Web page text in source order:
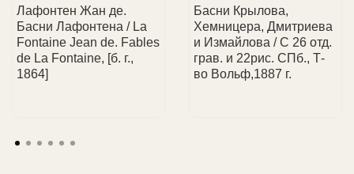
Лафонтен Жан де.
Басни Лафонтена / La
Fontaine Jean de. Fables
de La Fontaine, [б. г.,
1864]
Басни Крылова,
Хемницера, Дмитриева
и Измайлова / С 26 отд.
грав. и 22рис. СПб., Т-
во Вольф,1887 г.